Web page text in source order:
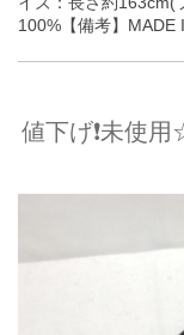
100% 【備考】MADE
値下げ❗️未使